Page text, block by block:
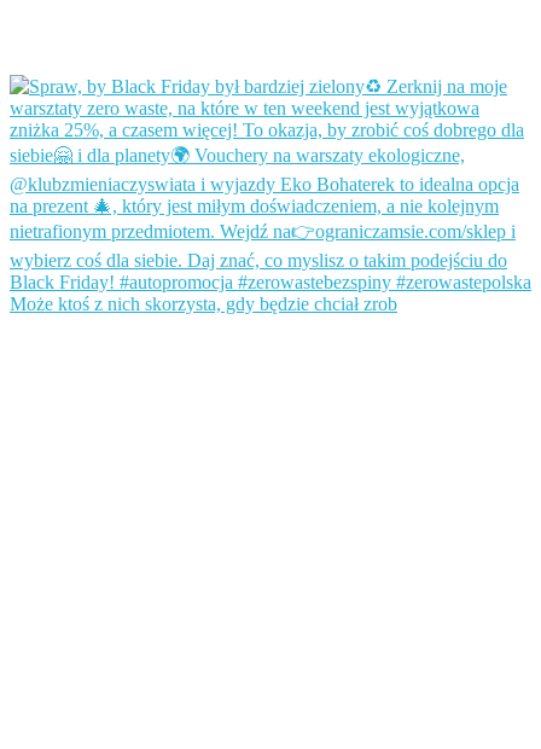
Może ktoś z nich skorzysta, gdy będzie chciał zrob